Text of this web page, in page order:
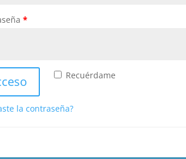
*
Recuérdame
la contraseña?